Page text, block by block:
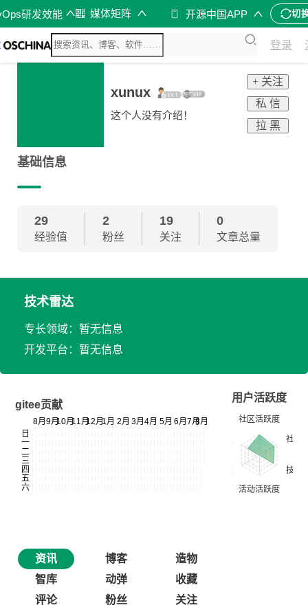
研发效能 媒体矩阵 开源中国APP 切
登录
xunux
这个人没有介绍！
+ 关注
私 信
拉 黑
基础信息
29
经验值
2
粉丝
19
关注
0
文章总量
技术雷达
专长领域：暂无信息
开发平台：暂无信息
gitee贡献
用户活跃度
资讯 博客
造物
智库
动弹
收藏
评论
粉丝 关注